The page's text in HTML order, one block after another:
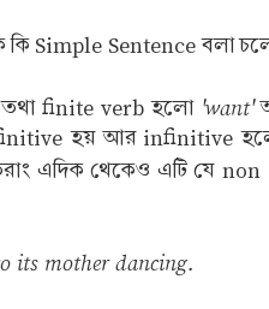
কি Simple Sentence বলা
তথা finite verb হলো 'want'
হয় আর infinitive
এদিক থেকেও এটি যে non
its mother dancing.